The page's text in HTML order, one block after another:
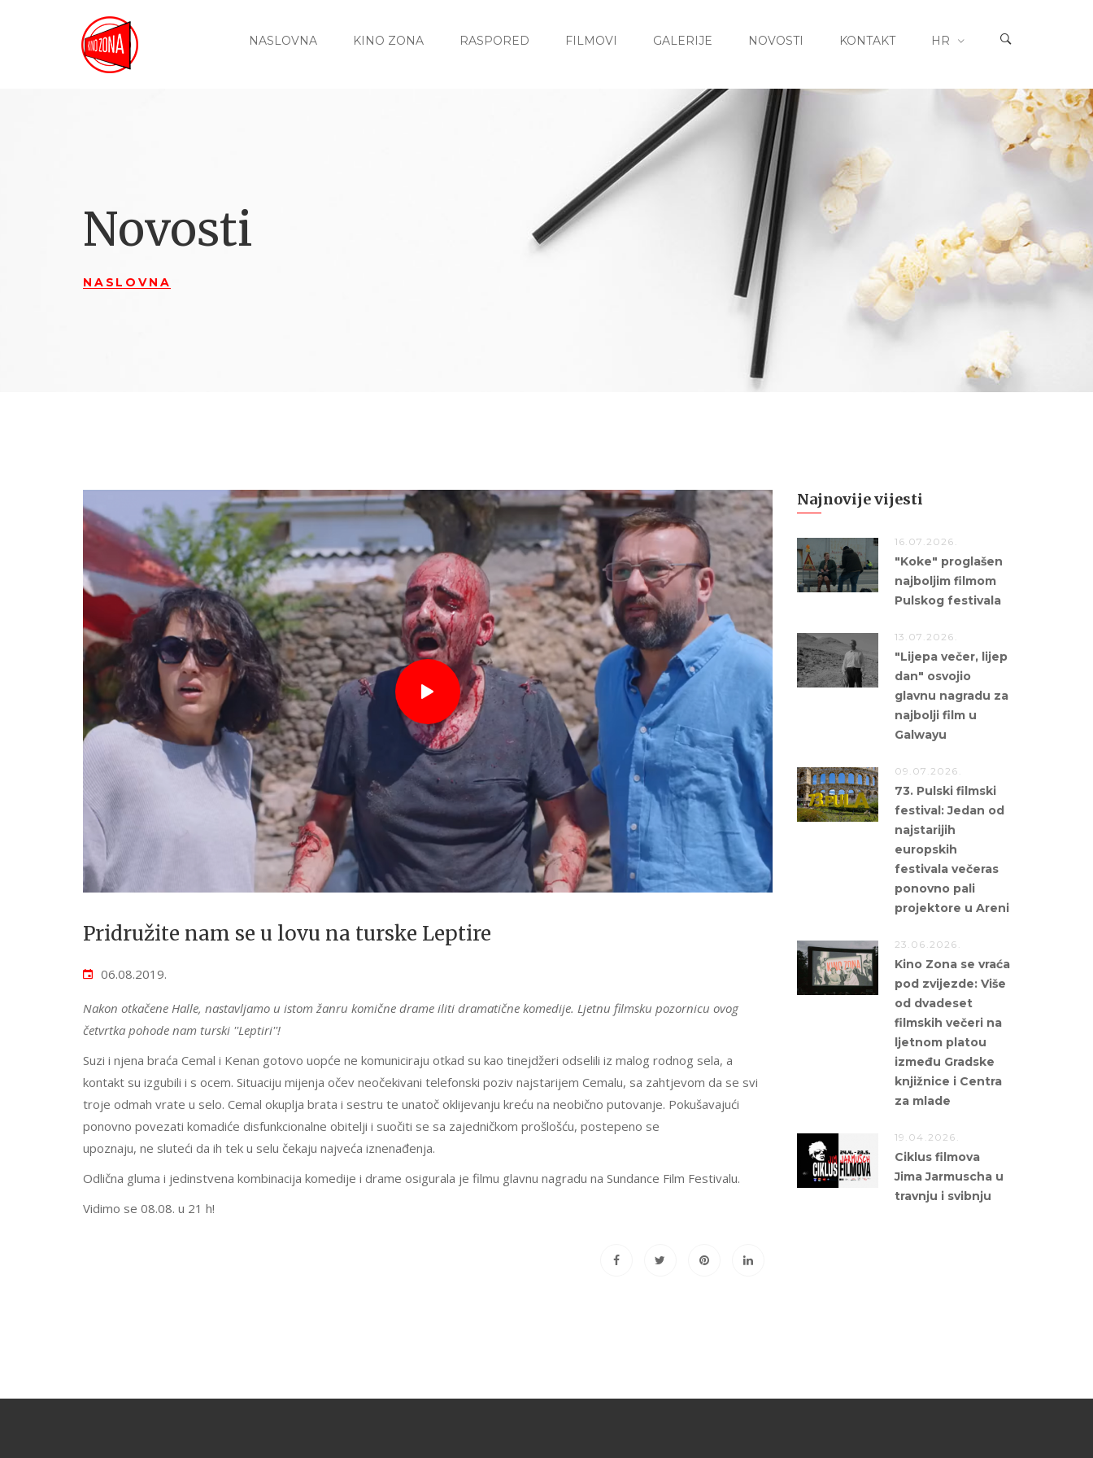
NASLOVNA KINO ZONA RASPORED FILMOVI GALERIJE NOVOSTI KONTAKT HR
Novosti
NASLOVNA
Pridružite nam se u lovu na turske Leptire
06.08.2019.
Nakon otkačene Halle, nastavljamo u istom žanru komične drame iliti dramatične komedije. Ljetnu filmsku pozornicu ovog
četvrtka pohode nam turski ''Leptiri''!
Suzi i njena braća Cemal i Kenan gotovo uopće ne komuniciraju otkad su kao tinejdžeri odselili iz malog rodnog sela, a
kontakt su izgubili i s ocem. Situaciju mijenja očev neočekivani telefonski poziv najstarijem Cemalu, sa zahtjevom da se svi
troje odmah vrate u selo. Cemal okuplja brata i sestru te unatoč oklijevanju kreću na neobično putovanje. Pokušavajući
ponovno povezati komadiće disfunkcionalne obitelji i suočiti se sa zajedničkom prošlošću, postepeno se
upoznaju, ne sluteći da ih tek u selu čekaju najveća iznenađenja.
Odlična gluma i jedinstvena kombinacija komedije i drame osigurala je filmu glavnu nagradu na Sundance Film Festivalu.
Vidimo se 08.08. u 21 h!
Najnovije vijesti
16.07.2026.
"Koke" proglašen
najboljim filmom
Pulskog festivala
13.07.2026.
"Lijepa večer, lijep
dan" osvojio
glavnu nagradu za
najbolji film u
Galwayu
09.07.2026.
73. Pulski filmski
festival: Jedan od
najstarijih
europskih
festivala večeras
ponovno pali
projektore u Areni
23.06.2026.
Kino Zona se vraća
pod zvijezde: Više
od dvadeset
filmskih večeri na
ljetnom platou
između Gradske
knjižnice i Centra
za mlade
19.04.2026.
Ciklus filmova
Jima Jarmuscha u
travnju i svibnju